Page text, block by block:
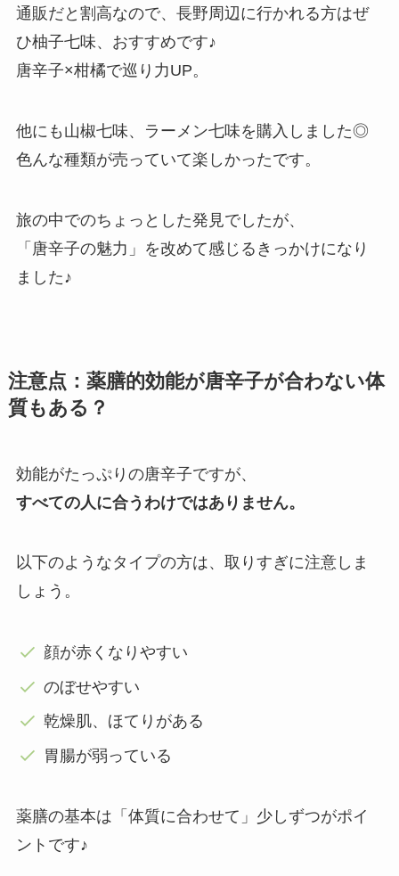
通販だと割高なので、長野周辺に行かれる方はぜ
ひ柚子七味、おすすめです♪
唐辛子×柑橘で巡り力UP。
他にも山椒七味、ラーメン七味を購入しました◎
色んな種類が売っていて楽しかったです。
旅の中でのちょっとした発見でしたが、
「唐辛子の魅力」を改めて感じるきっかけになり
ました♪
注意点：薬膳的効能が唐辛子が合わない体
質もある？
効能がたっぷりの唐辛子ですが、
すべての人に合うわけではありません。
以下のようなタイプの方は、取りすぎに注意しま
しょう。
顔が赤くなりやすい
のぼせやすい
乾燥肌、ほてりがある
胃腸が弱っている
薬膳の基本は「体質に合わせて」少しずつがポイ
ントです♪